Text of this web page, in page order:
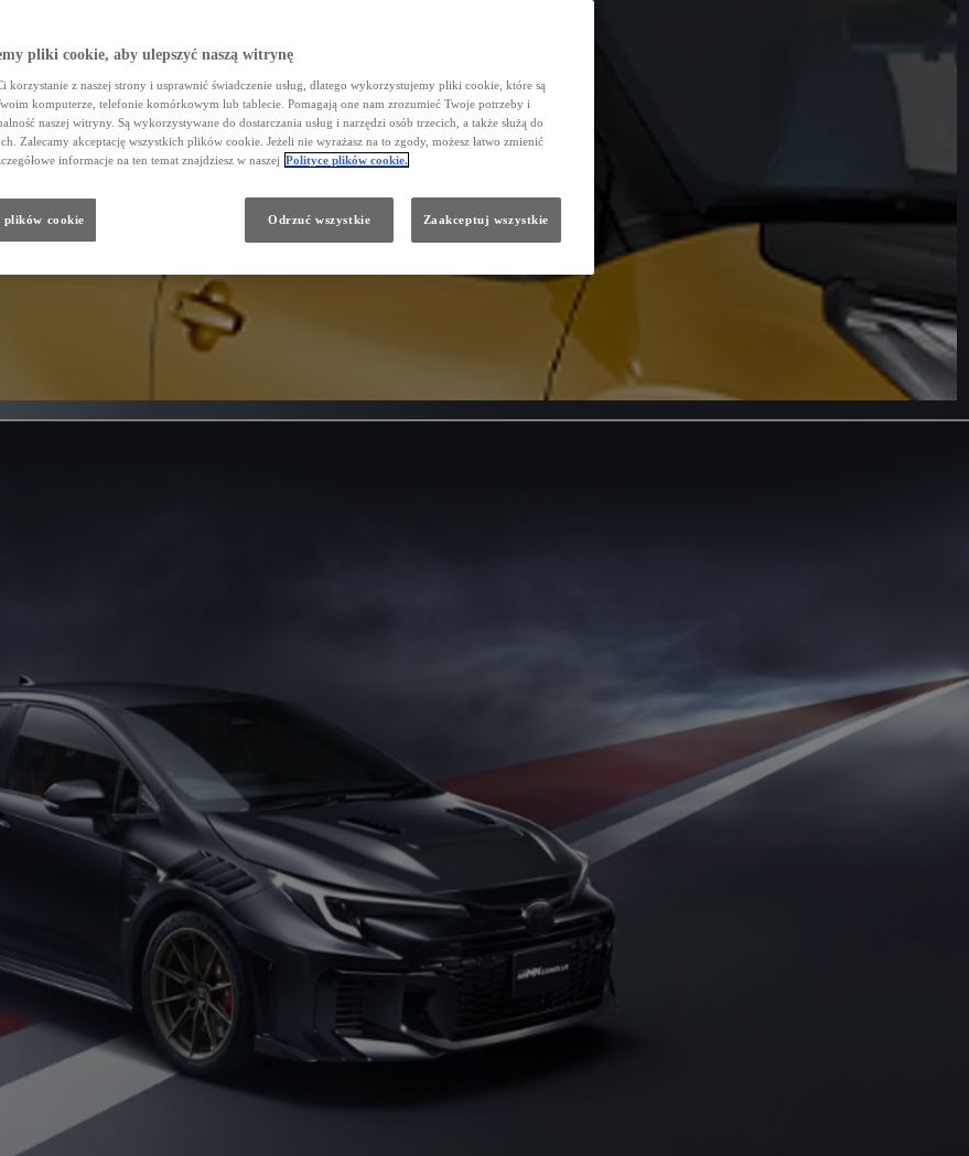
pliki cookie, aby ulepszyć naszą witrynę
korzystanie z naszej strony i usprawnić świadczenie usług, dlatego wykorzystujemy pliki cookie, które są
komputerze, telefonie komórkowym lub tablecie. Pomagają one nam zrozumieć Twoje potrzeby i
naszej witryny. Są wykorzystywane do dostarczania usług i narzędzi osób trzecich, a także służą do
Zalecamy akceptację wszystkich plików cookie. Jeżeli nie wyrażasz na to zgody, możesz łatwo zmienić
informacje na ten temat znajdziesz w naszej Polityce plików cookie.
Odrzuć wszystkie Zaakceptuj wszystkie
plików cookie